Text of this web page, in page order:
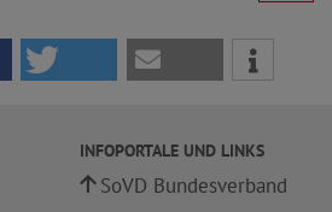
INFOPORTALE UND LINKS
SoVD Bundesverband